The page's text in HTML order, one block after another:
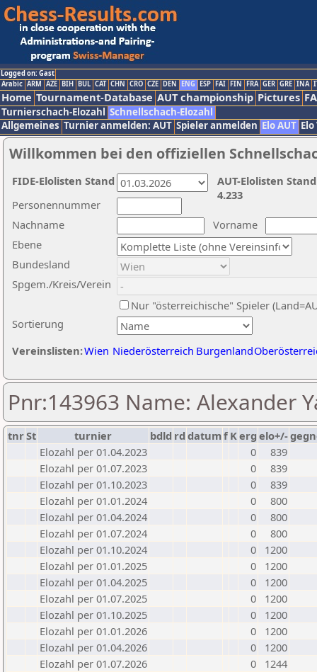
Logged on: Gast
Arabic ARM AZE BIH BUL CAT CHN CRO CZE DEN ENG ESP FAI FIN FRA GER GRE INA
Home Tournament-Database AUT championship Pictures
Turnierschach-Elozahl Schnellschach-Elozahl
Allgemeines Turnier anmelden: AUT Spieler anmelden Elo AUT
Willkommen bei den offiziellen
Nachname
Vorname
Ebene
Sortierung
Personennummer
Bundesland
Spgem./Kreis/Verein
Nur "österreichische" Spieler
Vereinslisten:Wien Niederösterreich Burgenland
AUT-Elolisten
4.233
FIDE-Elolisten Stand
Pnr:143963 Name: Alexander
tnrSt turnier bdld rd datumf Kerg elo+/-
Elozahl per 01.04.2023
0
839
Elozahl per 01.07.2023
0
839
Elozahl per 01.10.2023
0
839
Elozahl per 01.01.2024
0
800
Elozahl per 01.04.2024
0
800
Elozahl per 01.07.2024
0
800
Elozahl per 01.10.2024
0
1200
Elozahl per 01.01.2025
0
1200
Elozahl per 01.04.2025
0
1200
Elozahl per 01.07.2025
0
1200
Elozahl per 01.10.2025
0
1200
Elozahl per 01.01.2026
0
1200
Elozahl per 01.04.2026
0
1200
Elozahl per 01.07.2026
0
1244